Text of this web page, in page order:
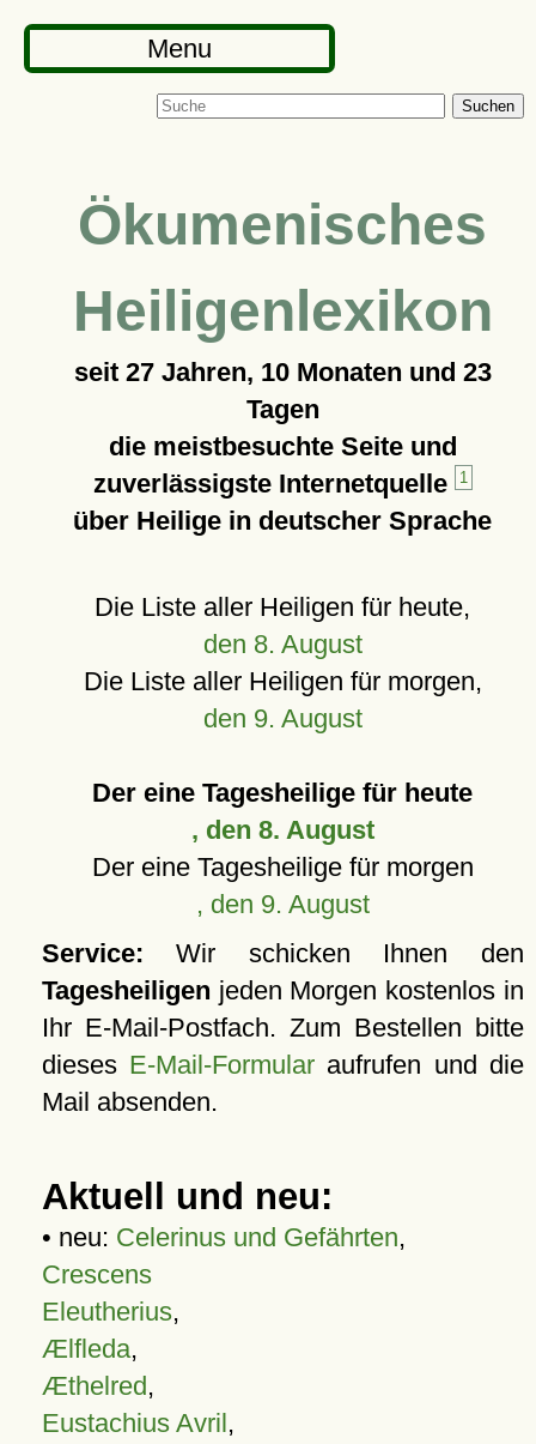
Menu
Suchen
Ökumenisches
Heiligenlexikon
seit 27 Jahren, 10 Monaten und 23
Tagen
die meistbesuchte Seite und
zuverlässigste Internetquelle
1
über Heilige in deutscher Sprache
Die Liste aller Heiligen für heute,
den 8. August
Die Liste aller Heiligen für morgen,
den 9. August
Der eine Tagesheilige für heute
, den 8. August
Der eine Tagesheilige für morgen
, den 9. August
Service: Wir schicken Ihnen den
Tagesheiligen jeden Morgen kostenlos in
Ihr E-Mail-Postfach. Zum Bestellen bitte
dieses E-Mail-Formular aufrufen und die
Mail absenden.
Aktuell und neu:
• neu: Celerinus und Gefährten,
Crescens
Eleutherius,
Ælfleda,
Æthelred,
Eustachius Avril,